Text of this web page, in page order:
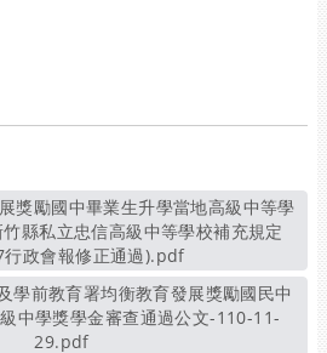
縣私立忠信高級中等學校補充規定
政會報修正通過).pdf另開新視窗
中學獎學金審查通過公文-110-11-
29.pdf另開新視窗